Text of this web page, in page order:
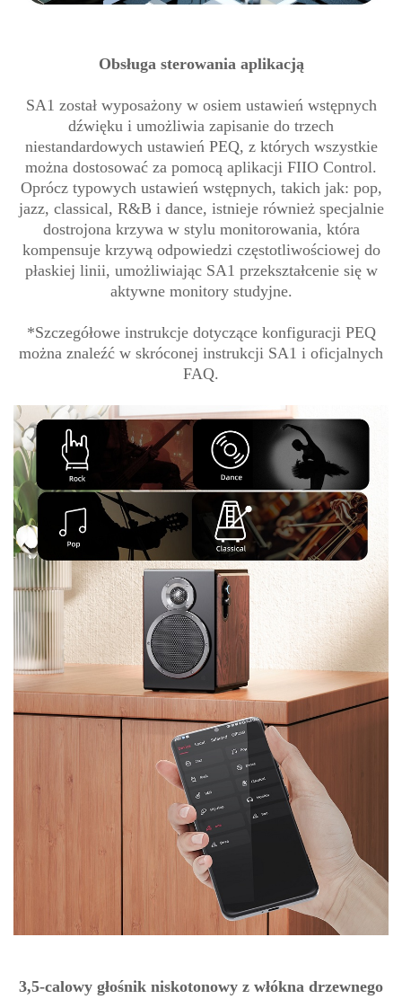
Obsługa sterowania aplikacją
SA1 został wyposażony w osiem ustawień wstępnych
dźwięku i umożliwia zapisanie do trzech
niestandardowych ustawień PEQ, z których wszystkie
można dostosować za pomocą aplikacji FIIO Control.
Oprócz typowych ustawień wstępnych, takich jak: pop,
jazz, classical, R&B i dance, istnieje również specjalnie
dostrojona krzywa w stylu monitorowania, która
kompensuje krzywą odpowiedzi częstotliwościowej do
płaskiej linii, umożliwiając SA1 przekształcenie się w
aktywne monitory studyjne.
*Szczegółowe instrukcje dotyczące konfiguracji PEQ
można znaleźć w skróconej instrukcji SA1 i oficjalnych
FAQ.
3,5-calowy głośnik niskotonowy z włókna drzewnego